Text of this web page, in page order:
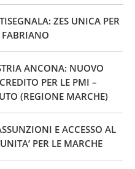
ZES UNICA PER
ANCONA: NUOVO
PER LE PMI –
(REGIONE MARCHE)
E ACCESSO AL
PER LE MARCHE